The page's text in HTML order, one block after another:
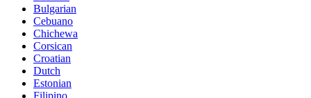
Bulgarian
Cebuano
Chichewa
Corsican
Croatian
Dutch
Estonian
Filipino